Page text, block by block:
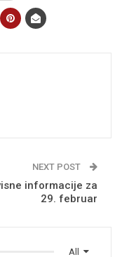
NEXT POST
informacije za
29. februar
All